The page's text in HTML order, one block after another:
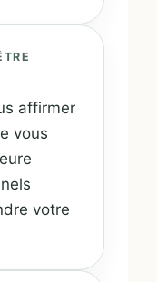
affirmer
vous
votre